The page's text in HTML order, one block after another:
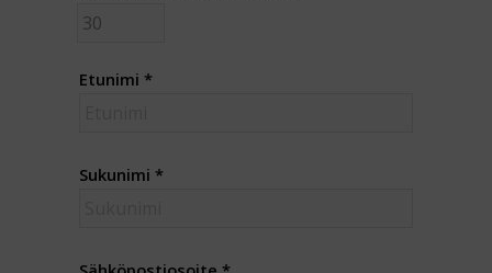
Etunimi *
Sukunimi *